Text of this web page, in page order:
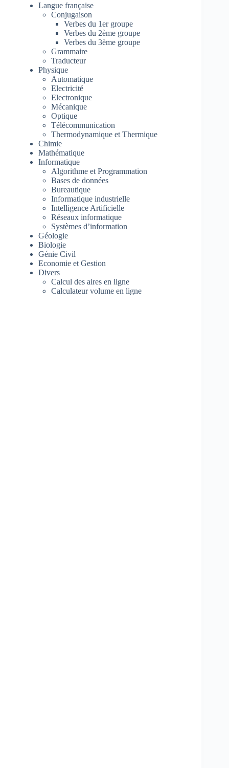
Langue française
Conjugaison
Verbes du 1er groupe
Verbes du 2ème groupe
Verbes du 3ème groupe
Grammaire
Traducteur
Physique
Automatique
Electricité
Electronique
Mécanique
Optique
Télécommunication
Thermodynamique et Thermique
Chimie
Mathématique
Informatique
Algorithme et Programmation
Bases de données
Bureautique
Informatique industrielle
Intelligence Artificielle
Réseaux informatique
Systèmes d’information
Géologie
Biologie
Génie Civil
Economie et Gestion
Divers
Calcul des aires en ligne
Calculateur volume en ligne